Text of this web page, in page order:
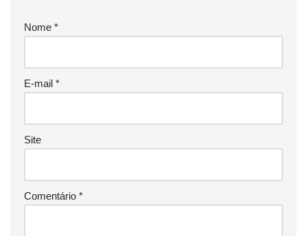
Nome *
E-mail *
Site
Comentário *